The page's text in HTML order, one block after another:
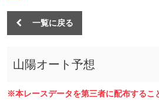
一覧に戻る
山陽オート予想
※本レースデータを第三者に配布するこ